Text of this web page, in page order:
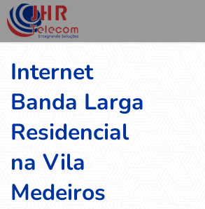
Internet
Banda Larga
Residencial
na Vila
Medeiros